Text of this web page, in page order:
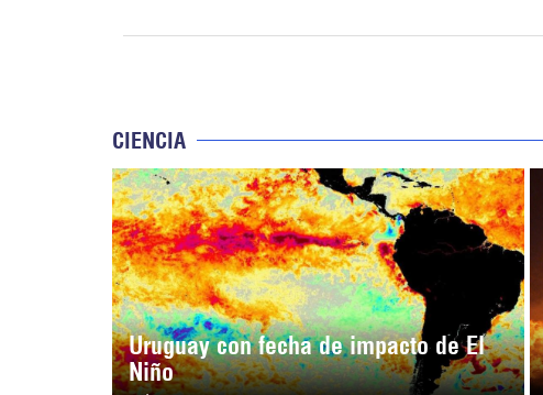
CIENCIA
Uruguay con fecha de impacto de El
Niño